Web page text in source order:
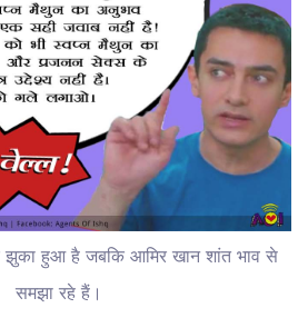
झुका हुआ है जबकि आमिर खान शांत भाव से
समझा रहे हैं।